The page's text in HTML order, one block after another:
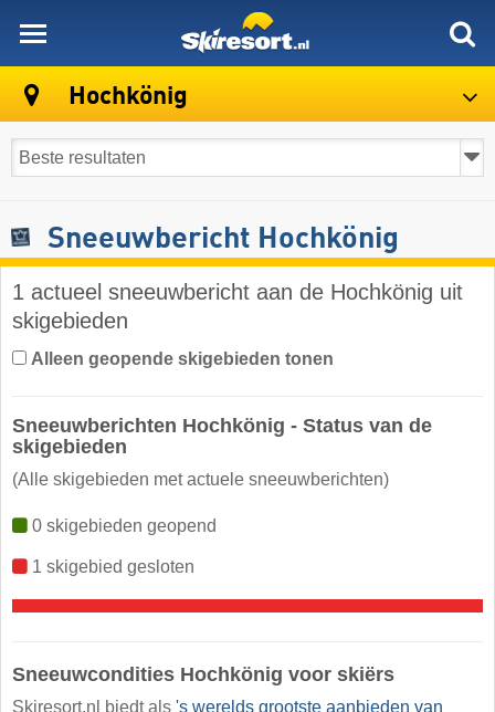
Hochkönig
Sneeuwbericht Hochkönig
1 actueel sneeuwbericht aan de Hochkönig uit
skigebieden
Alleen geopende skigebieden tonen
Sneeuwberichten Hochkönig - Status van de
skigebieden
(Alle skigebieden met actuele sneeuwberichten)
0 skigebieden geopend
1 skigebied gesloten
Sneeuwcondities Hochkönig voor skiërs
Skiresort.nl biedt als 's werelds grootste aanbieden van